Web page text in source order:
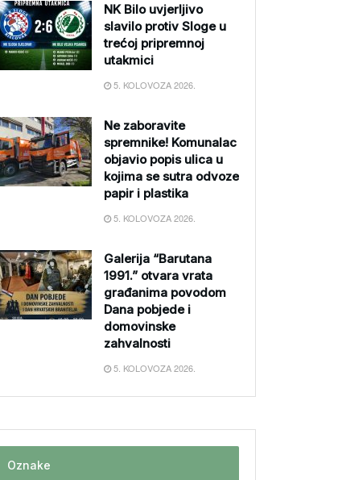
NK Bilo uvjerljivo
slavilo protiv Sloge u
trećoj pripremnoj
utakmici
5. KOLOVOZA 2026.
Ne zaboravite
spremnike! Komunalac
objavio popis ulica u
kojima se sutra odvoze
papir i plastika
5. KOLOVOZA 2026.
Galerija “Barutana
1991.” otvara vrata
građanima povodom
Dana pobjede i
domovinske
zahvalnosti
5. KOLOVOZA 2026.
Oznake